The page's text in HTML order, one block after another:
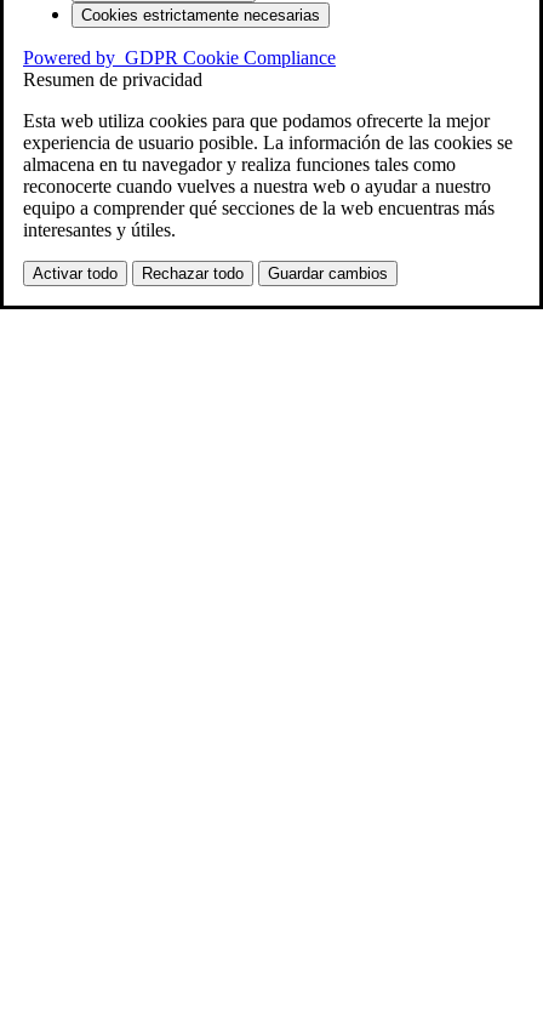
Cookies estrictamente necesarias
Powered by GDPR Cookie Compliance
Resumen de privacidad
Esta web utiliza cookies para que podamos ofrecerte la mejor
experiencia de usuario posible. La información de las cookies se
almacena en tu navegador y realiza funciones tales como
reconocerte cuando vuelves a nuestra web o ayudar a nuestro
equipo a comprender qué secciones de la web encuentras más
interesantes y útiles.
Activar todo Rechazar todo Guardar cambios